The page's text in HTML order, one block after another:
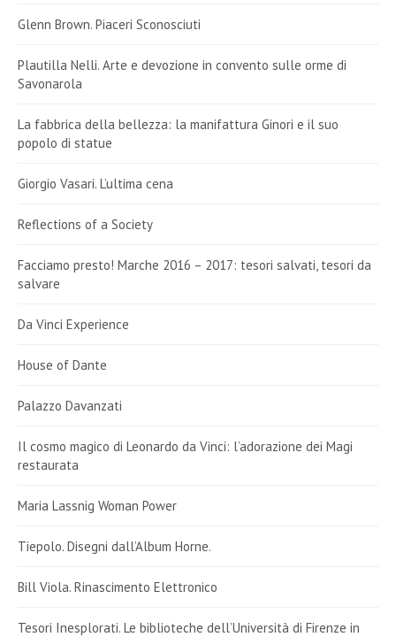
Glenn Brown. Piaceri Sconosciuti
Plautilla Nelli. Arte e devozione in convento sulle orme di
Savonarola
La fabbrica della bellezza: la manifattura Ginori e il suo
popolo di statue
Giorgio Vasari. L’ultima cena
Reflections of a Society
Facciamo presto! Marche 2016 – 2017: tesori salvati, tesori da
salvare
Da Vinci Experience
House of Dante
Palazzo Davanzati
Il cosmo magico di Leonardo da Vinci: l’adorazione dei Magi
restaurata
Maria Lassnig Woman Power
Tiepolo. Disegni dall’Album Horne.
Bill Viola. Rinascimento Elettronico
Tesori Inesplorati. Le biblioteche dell’Università di Firenze in